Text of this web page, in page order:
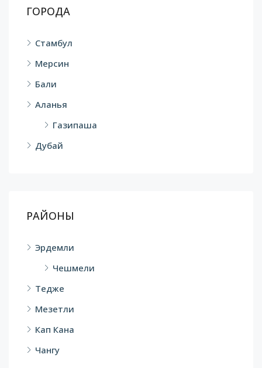
ГОРОДА
Стамбул
Мерсин
Бали
Аланья
Газипаша
Дубай
РАЙОНЫ
Эрдемли
Чешмели
Тедже
Мезетли
Кап Кана
Чангу